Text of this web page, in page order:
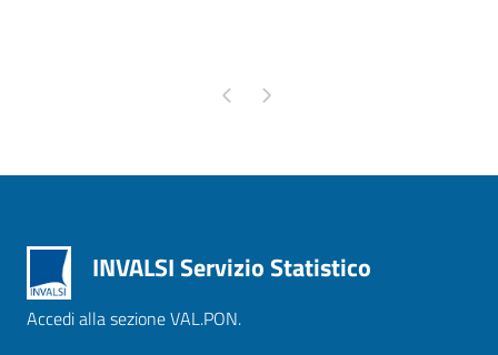
Pagina precedente
Pagina successiva
INVALSI Servizio Statistico
Accedi alla sezione VAL.PON.